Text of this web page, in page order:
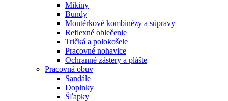
Mikiny
Bundy
Montérkové kombinézy a súpravy
Reflexné oblečenie
Tričká a polokošele
Pracovné nohavice
Ochranné zástery a plášte
Pracovná obuv
Sandále
Doplnky
Šľapky